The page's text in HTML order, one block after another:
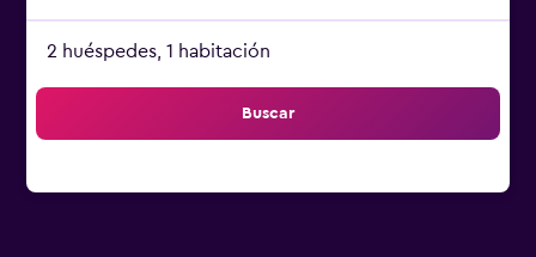
2 huéspedes, 1 habitación
Buscar